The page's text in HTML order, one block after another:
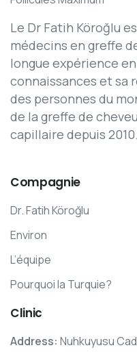
Le Dr Fatih Köroğlu
médecins en greffe
longue expérience
connaissances et sa
des personnes du
de la greffe de
capillaire depuis 2010.
Compagnie
Dr. Fatih Köroğlu
Environ
L’équipe
Pourquoi la Turquie?
Clinic
Address: Nuhkuyusu